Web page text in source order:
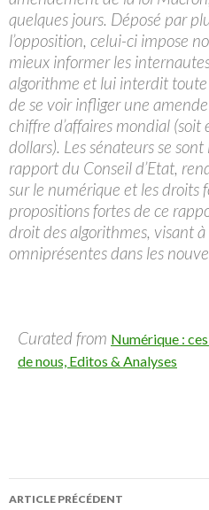
quelques jours. Déposé par
l’opposition, celui-ci impose
mieux informer les
algorithme et lui interdit
de se voir infliger une
chiffre d’affaires mondial
dollars). Les sénateurs se
rapport du Conseil d’Etat,
sur le numérique et les droits
propositions fortes de ce
droit des algorithmes, visant
omniprésentes dans les
Curated from Numérique :
de nous, Editos & Analyses
ARTICLE PRÉCÉDENT